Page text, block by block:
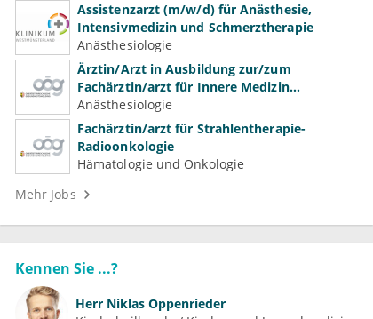
Assistenzarzt (m/w/d) für Anästhesie,
Intensivmedizin und Schmerztherapie
Anästhesiologie
Ärztin/Arzt in Ausbildung zur/zum
Fachärztin/arzt für Innere Medizin
(Kardiologie, Nephrologie, Intensivmedizin)
Anästhesiologie
Fachärztin/arzt für Strahlentherapie-
Radioonkologie
Hämatologie und Onkologie
Mehr Jobs
Kennen Sie ...?
Herr Niklas Oppenrieder